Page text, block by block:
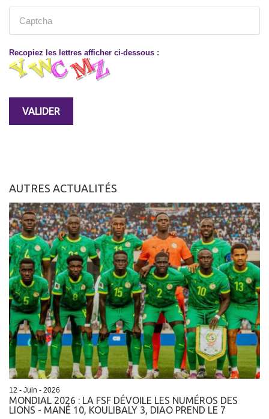
Recopiez les lettres afficher ci-dessous :
AUTRES ACTUALITÉS
12 - Juin - 2026
MONDIAL 2026 : LA FSF DÉVOILE LES NUMÉROS DES
LIONS - MANÉ 10, KOULIBALY 3, DIAO PREND LE 7